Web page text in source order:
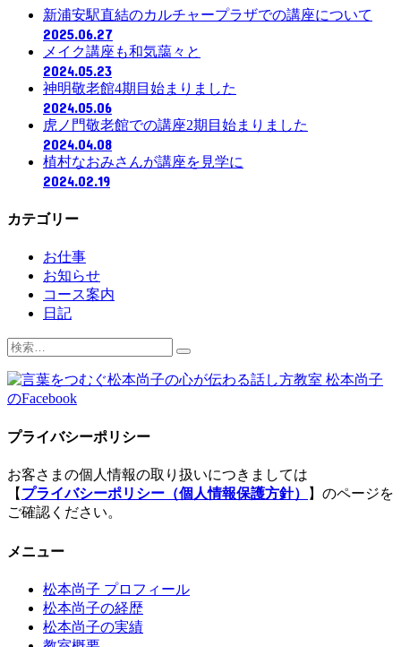
新浦安駅直結のカルチャープラザでの講座について
2025.06.27
メイク講座も和気藹々と
2024.05.23
神明敬老館4期目始まりました
2024.05.06
虎ノ門敬老館での講座2期目始まりました
2024.04.08
植村なおみさんが講座を見学に
2024.02.19
カテゴリー
お仕事
お知らせ
コース案内
日記
検
プライバシーポリシー
お客さまの個人情報の取り扱いにつきましては
【 プライバシーポリシー（個人情報保護方針）
】のページを
ご確認ください。
メニュー
松本尚子 プロフィール
松本尚子の経歴
松本尚子の実績